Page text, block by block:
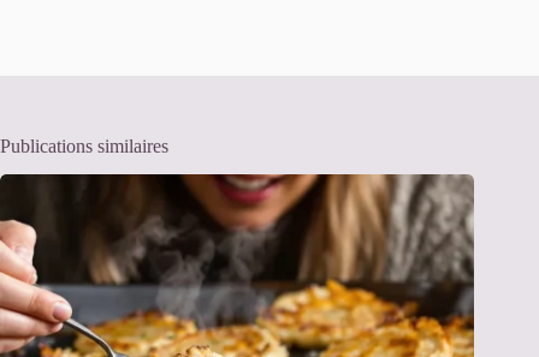
Publications similaires